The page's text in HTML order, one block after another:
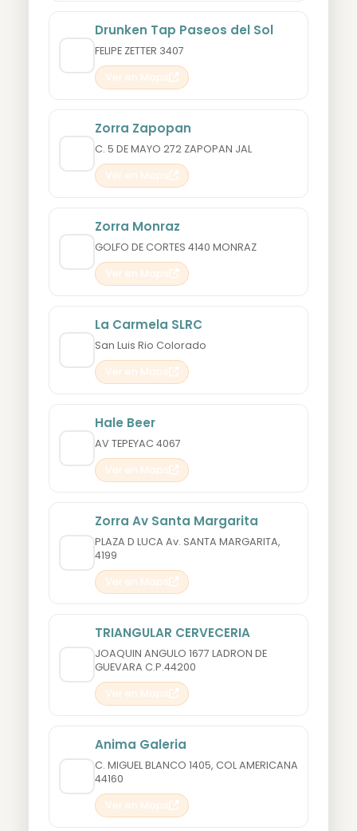
Drunken Tap Paseos del Sol
FELIPE ZETTER 3407
Ver en Maps
Zorra Zapopan
C. 5 DE MAYO 272 ZAPOPAN JAL
Ver en Maps
Zorra Monraz
GOLFO DE CORTES 4140 MONRAZ
Ver en Maps
La Carmela SLRC
San Luis Rio Colorado
Ver en Maps
Hale Beer
AV TEPEYAC 4067
Ver en Maps
Zorra Av Santa Margarita
PLAZA D LUCA Av. SANTA MARGARITA,
4199
Ver en Maps
TRIANGULAR CERVECERIA
JOAQUIN ANGULO 1677 LADRON DE
GUEVARA C.P.44200
Ver en Maps
Anima Galeria
C. MIGUEL BLANCO 1405, COL AMERICANA
44160
Ver en Maps